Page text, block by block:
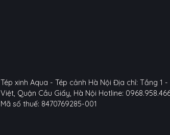
Tép xinh Aqua - Tép cảnh Hà Nội Địa chỉ: Tầng 1
Việt, Quận Cầu Giấy, Hà Nội Hotline:
Mã số thuế: 8470769285-001